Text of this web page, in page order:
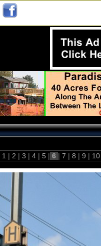
1 | 2 | 3 | 4 | 5 | 6 | 7 | 8 | 9 |